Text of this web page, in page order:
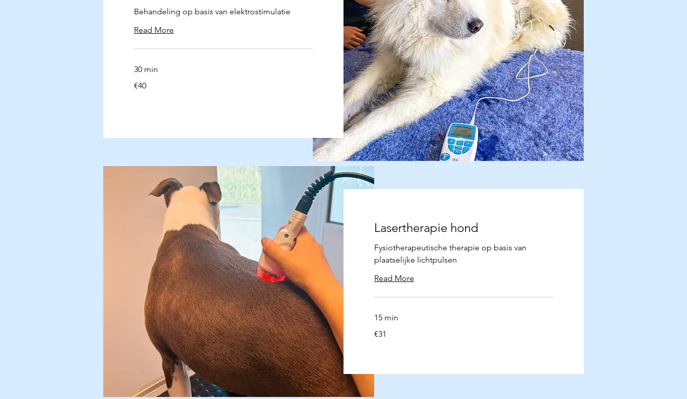
Behandeling op basis van elektrostimulatie
Read More
30 min
euros
€40
Lasertherapie hond
Fysiotherapeutische therapie op basis van
plaatselijke lichtpulsen
Read More
15 min
euros
€31